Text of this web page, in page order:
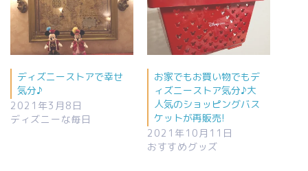
ディズニーストアで幸せ
気分♪
2021年3月8日
ディズニーな毎日
お家でもお買い物でもデ
ィズニーストア気分♪大
人気のショッピングバス
ケットが再販売!
2021年10月11日
おすすめグッズ